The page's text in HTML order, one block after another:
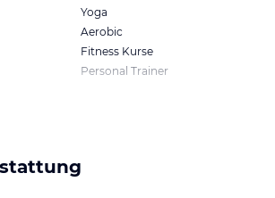
Yoga
Aerobic
Fitness Kurse
Personal Trainer